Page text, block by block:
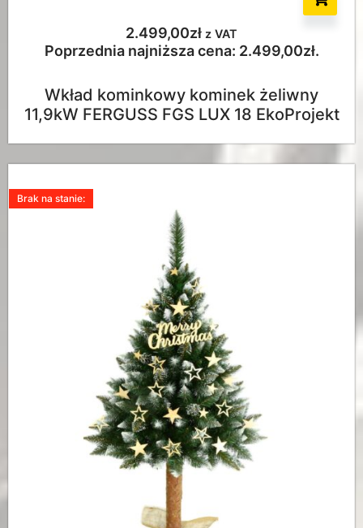
2.499,00zł z VAT
Poprzednia najniższa cena: 2.499,00zł.
Wkład kominkowy kominek żeliwny
11,9kW FERGUSS FGS LUX 18 EkoProjekt
Brak na stanie: